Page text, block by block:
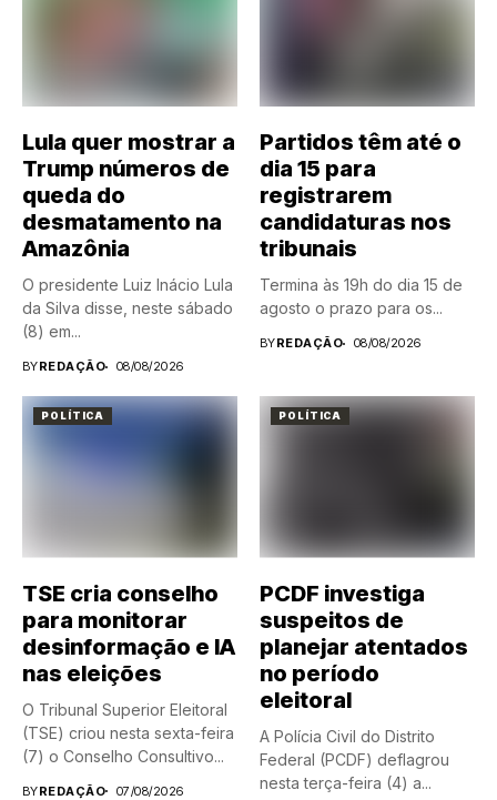
Lula quer mostrar a
Trump números de
queda do
desmatamento na
Amazônia
O presidente Luiz Inácio Lula
da Silva disse, neste sábado
(8) em...
BYREDAÇÃO 08/08/2026
Partidos têm até o
dia 15 para
registrarem
candidaturas nos
tribunais
Termina às 19h do dia 15 de
agosto o prazo para os...
BYREDAÇÃO 08/08/2026
POLÍTICA
TSE cria conselho
para monitorar
desinformação e IA
nas eleições
O Tribunal Superior Eleitoral
(TSE) criou nesta sexta-feira
(7) o Conselho Consultivo...
BYREDAÇÃO 07/08/2026
POLÍTICA
PCDF investiga
suspeitos de
planejar atentados
no período
eleitoral
A Polícia Civil do Distrito
Federal (PCDF) deflagrou
nesta terça-feira (4) a...